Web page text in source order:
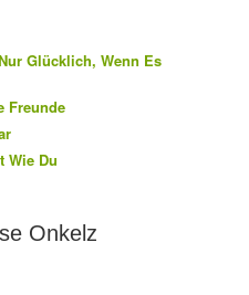
Glücklich, Wenn Es
Freunde
Wie Du
Onkelz